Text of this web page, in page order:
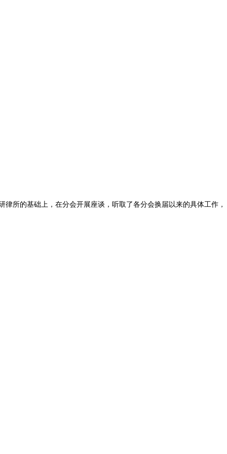
所的基础上，在分会开展座谈，听取了各分会换届以来的具体工作，